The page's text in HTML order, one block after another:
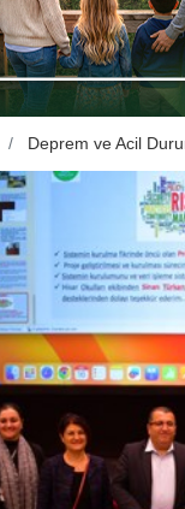
Deprem ve Acil